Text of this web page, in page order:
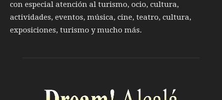
con especial atención al turismo, ocio, cultura,
actividades, eventos, música, cine, teatro, cultura,
exposiciones, turismo y mucho más.